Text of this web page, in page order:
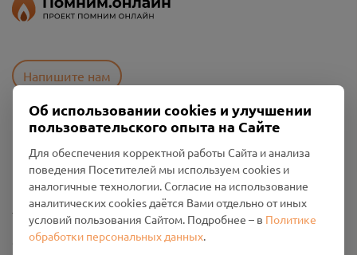
Напишите нам
Политика конфиденциальности
Промо-материалы
Настройки cookies
Общество с ограниченной ответственностью «Смоленский
Об использовании cookies и улучшении
пользовательского опыта на Сайте
Для обеспечения корректной работы Сайта и анализа
поведения Посетителей мы используем cookies и
аналогичные технологии. Согласие на использование
аналитических cookies даётся Вами отдельно от иных
условий пользования Сайтом. Подробнее – в Политике
обработки персональных данных.